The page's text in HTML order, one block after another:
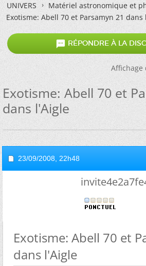
UNIVERS
Matériel astronomique et
Exotisme: Abell 70 et Parsamyn 21 dans
 RÉPONDRE À LA
Affichage
Exotisme: Abell 70 et
dans l'Aigle
23/09/2008, 22h48
Exotisme: Abell 70 et
dans l'Aigle